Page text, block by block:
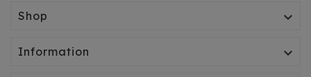
Shop 
Information 